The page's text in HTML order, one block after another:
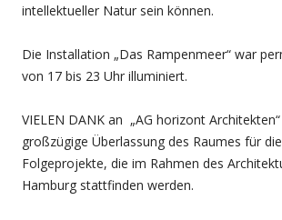
intellektueller Natur sein können.
Die Installation „Das Rampenmeer“ war
von 17 bis 23 Uhr illuminiert.
VIELEN DANK an „AG horizont
großzügige Überlassung des Raumes für
Folgeprojekte, die im Rahmen des
Hamburg stattfinden werden.